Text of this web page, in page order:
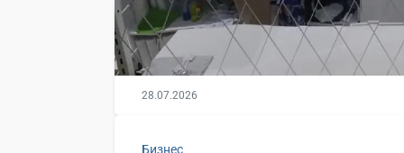
28.07.2026
Бизнес